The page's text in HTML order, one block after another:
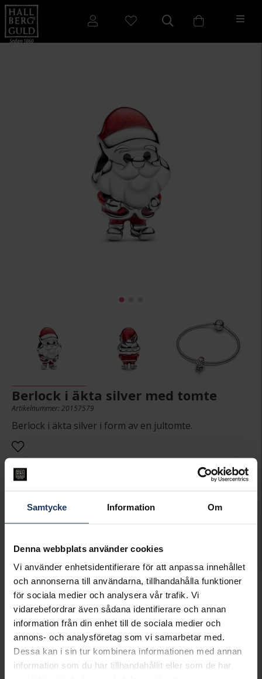
Samtycke Information Om
Denna webbplats använder cookies
Vi använder enhetsidentifierare för att anpassa innehållet
och annonserna till användarna, tillhandahålla funktioner
för sociala medier och analysera vår trafik. Vi
vidarebefordrar även sådana identifierare och annan
information från din enhet till de sociala medier och
annons- och analysföretag som vi samarbetar med.
Dessa kan i sin tur kombinera informationen med annan
information som du har tillhandahållit eller som de har
Berlock i äkta silver med tomte
Artikelnummer: 20157579
Berlock i äkta silver i form av en jultomte.
549:-
Presentinslagning
LÄGG I VARUKORGEN
Lagervara.
Leveranstid 2-5 arbetsdagar.
Öppet köp i 30 dagar vid onlineköp.
INFO
VARUMÄRKE
Pandora Charms
MODELL
793593C01